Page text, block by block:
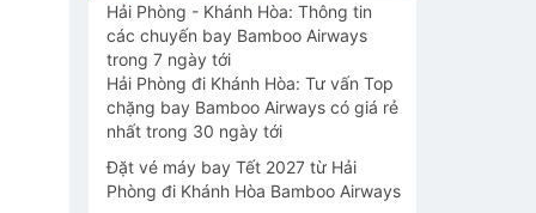
Hải Phòng - Khánh Hòa: Thông tin
các chuyến bay Bamboo Airways
trong 7 ngày tới
Hải Phòng đi Khánh Hòa: Tư vấn Top
chặng bay Bamboo Airways có giá rẻ
nhất trong 30 ngày tới
Đặt vé máy bay Tết 2027 từ Hải
Phòng đi Khánh Hòa Bamboo Airways